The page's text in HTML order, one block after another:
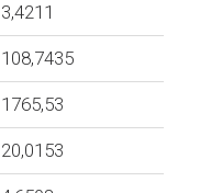
3,4211
108,7435
1765,53
20,0153